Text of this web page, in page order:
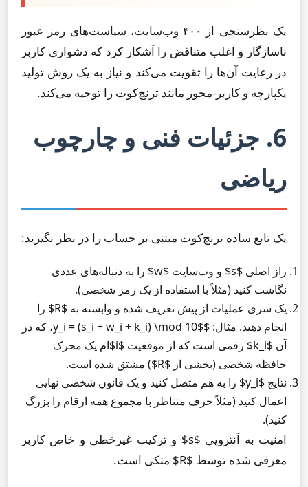
یک نظرسنجی از ۴۰۰ وب‌سایت، سیاست‌های رمز عبور
ناسازگار و اغلب متناقض را آشکار کرد که دشواری کاربر
در رعایت آن‌ها را تقویت می‌کند و نیاز به یک روش تولید
یکپارچه و کاربر-محور مانند ترنچ‌کوت را توجیه می‌کند.
6. جزئیات فنی و چارچوب
ریاضی
یک تابع ساده ترنچ‌کوت مبتنی بر حساب را در نظر بگیرید:
راز اصلی $s$ و وب‌سایت $w$ را به دنباله‌های عددی
نگاشت کنید (مثلاً با استفاده از یک رمز شخصی).
یک سری عملیات از پیش تعریف شده و وابسته به $R$ را
انجام دهید. مثال: $y_i = (s_i + w_i + k_i) \mod 10$، که در
آن $k_i$ رقمی است که از موقعیت $i$ام یک محرک
حافظه شخصی (بخشی از $R$) مشتق شده است.
نتایج $y_i$ را به هم متصل کنید و یک قانون شخصی نهایی
اعمال کنید (مثلاً حرف متناظر با مجموع همه ارقام را بزرگ
کنید).
امنیت به آنتروپی $s$ و ترکیب غیرخطی و خاص کاربر
معرفی شده توسط $R$ متکی است.